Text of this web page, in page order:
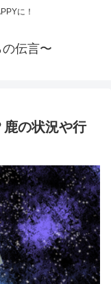
に！
伝言〜
鹿の状況や行